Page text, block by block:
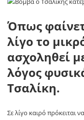
Όπως
λίγο το
ασχοληθεί
λόγος
Τσαλίκη.
Σε λίγο καιρό πρόκειται